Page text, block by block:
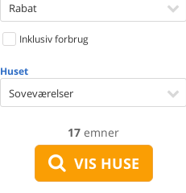
Rabat
Inklusiv forbrug
Huset
Soveværelser
17 emner
VIS HUSE